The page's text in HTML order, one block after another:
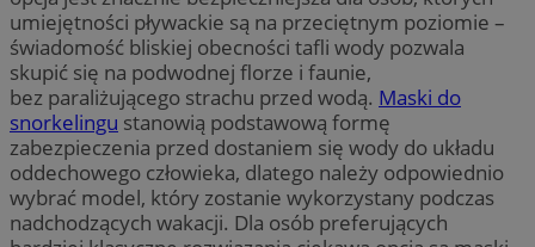
umiejętności pływackie są na przeciętnym poziomie –
świadomość bliskiej obecności tafli wody pozwala
skupić się na podwodnej florze i faunie,
bez paraliżującego strachu przed wodą. Maski do
snorkelingu stanowią podstawową formę
zabezpieczenia przed dostaniem się wody do układu
oddechowego człowieka, dlatego należy odpowiednio
wybrać model, który zostanie wykorzystany podczas
nadchodzących wakacji. Dla osób preferujących